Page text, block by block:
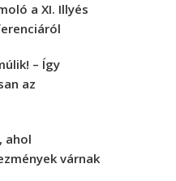
a XI. Illyés
– Így
az
ahol
várnak